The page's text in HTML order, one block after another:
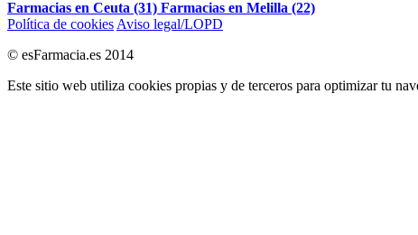
Farmacias en Ceuta (31) Farmacias en Melilla (22)
Política de cookies Aviso legal/LOPD
© esFarmacia.es 2014
Este sitio web utiliza cookies propias y de terceros para optimizar tu